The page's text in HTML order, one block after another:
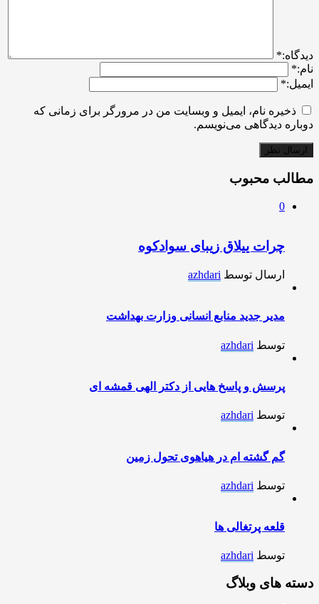
ديدگاه:*
نام:*
ایمیل:*
ذخیره نام، ایمیل و وبسایت من در مرورگر برای زمانی که
دوباره دیدگاهی می‌نویسم.
مطالب محبوب
0
چرات ییلاق زیبای سوادکوه
ارسال توسط azhdari
مدیر جدید منابع انسانی وزارت بهداشت
توسط azhdari
پرسش و پاسخ هایی از دکتر الهی قمشه ای
توسط azhdari
گم گشته ام در هیاهوی تحول زمین
توسط azhdari
قلعه پرتغالی ها
توسط azhdari
دسته های وبلاگ